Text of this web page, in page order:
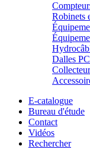
Robinets
Dalles
E-catalogue
Bureau d'étude
Contact
Vidéos
Rechercher